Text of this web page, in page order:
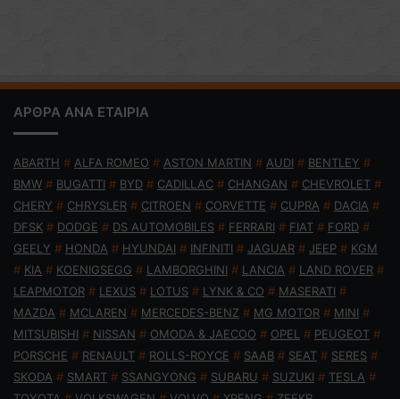
ΑΡΘΡΑ ΑΝΑ ΕΤΑΙΡΙΑ
ABARTH # ALFA ROMEO # ASTON MARTIN # AUDI # BENTLEY #
BMW # BUGATTI # BYD # CADILLAC # CHANGAN # CHEVROLET #
CHERY # CHRYSLER # CITROEN # CORVETTE # CUPRA # DACIA #
DFSK # DODGE # DS AUTOMOBILES # FERRARI # FIAT # FORD #
GEELY # HONDA # HYUNDAI # INFINITI # JAGUAR # JEEP # KGM
# KIA # KOENIGSEGG # LAMBORGHINI # LANCIA # LAND ROVER #
LEAPMOTOR # LEXUS # LOTUS # LYNK & CO # MASERATI #
MAZDA # MCLAREN # MERCEDES-BENZ # MG MOTOR # MINI #
MITSUBISHI # NISSAN # OMODA & JAECOO # OPEL # PEUGEOT #
PORSCHE # RENAULT # ROLLS-ROYCE # SAAB # SEAT # SERES #
SKODA # SMART # SSANGYONG # SUBARU # SUZUKI # TESLA #